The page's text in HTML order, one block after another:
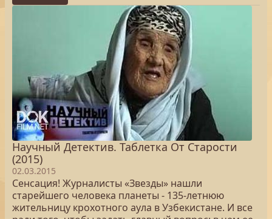
Научный Детектив. Таблетка От Старости
(2015)
02.03.2015
Сенсация! Журналисты «Звезды» нашли
старейшего человека планеты - 135-летнюю
жительницу крохотного аула в Узбекистане. И все